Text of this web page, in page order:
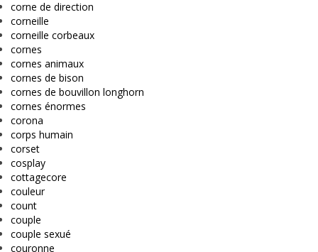
corne de direction
corneille
corneille corbeaux
cornes
cornes animaux
cornes de bison
cornes de bouvillon longhorn
cornes énormes
corona
corps humain
corset
cosplay
cottagecore
couleur
count
couple
couple sexué
couronne